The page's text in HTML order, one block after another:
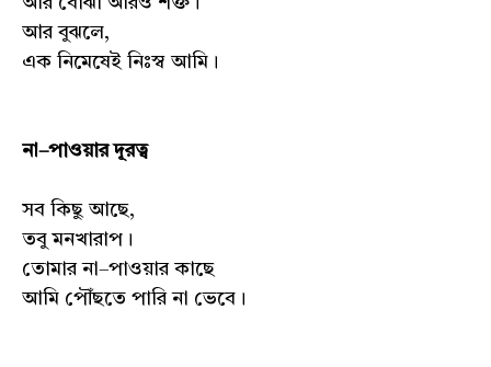
আর বুঝলে,
এক নিমেষেই নিঃস্ব আমি।
না–পাওয়ার দূরত্ব
সব কিছু আছে,
তবু মনখারাপ।
তোমার না–পাওয়ার কাছে
আমি পৌঁছতে পারি না ভেবে।